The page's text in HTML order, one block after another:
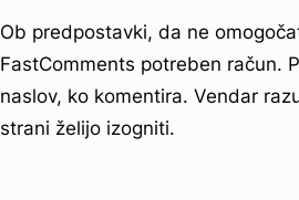
Ob predpostavki, da ne
FastComments potreben račun.
naslov, ko komentira. Vendar
strani želijo izogniti.